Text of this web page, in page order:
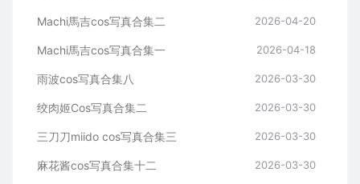
Machi馬吉cos写真合集二 2026-04-20
Machi馬吉cos写真合集一 2026-04-18
雨波cos写真合集八 2026-03-30
绞肉姬Cos写真合集二 2026-03-30
三刀刀miido cos写真合集三 2026-03-30
麻花酱cos写真合集十二 2026-03-30